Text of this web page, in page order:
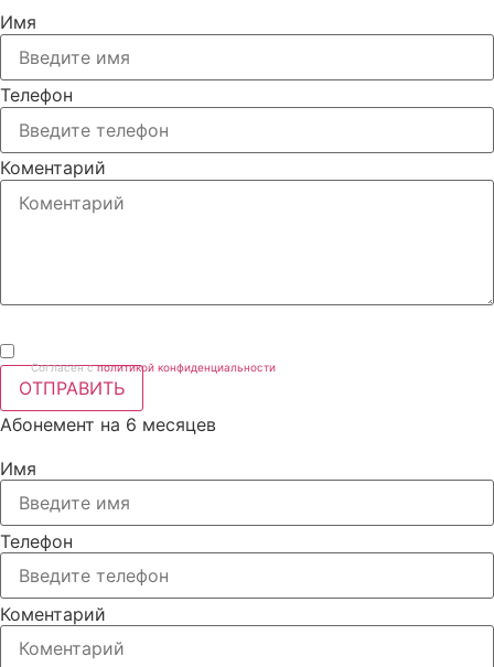
Имя
Телефон
Коментарий
Согласен с политикой конфиденциальности
ОТПРАВИТЬ
Абонемент на 6 месяцев
Имя
Телефон
Коментарий